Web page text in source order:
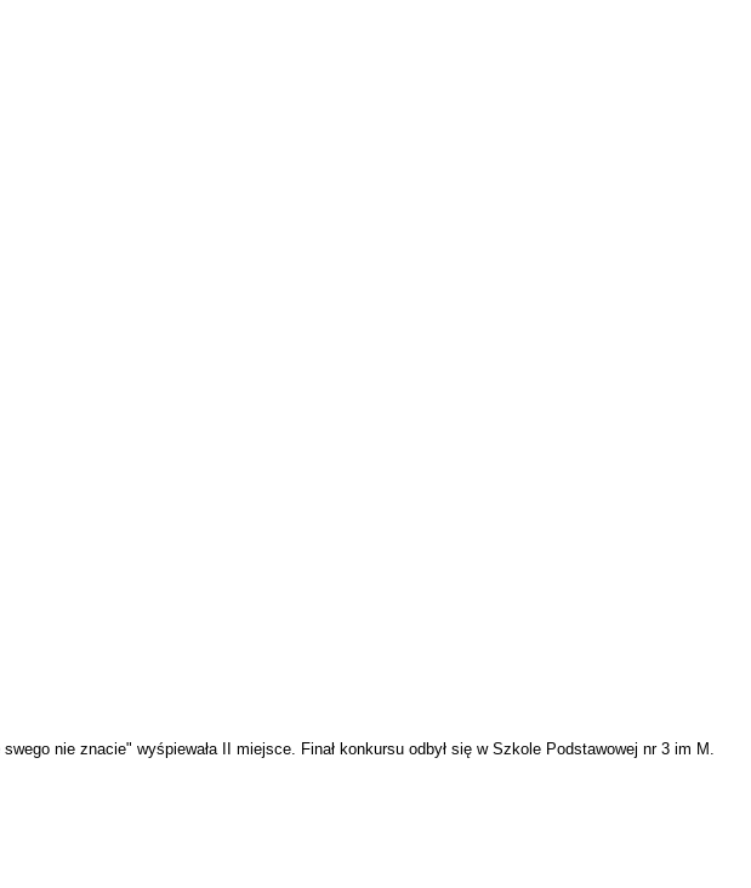
nie znacie" wyśpiewała II miejsce. Finał konkursu odbył się w Szkole Podstawowej nr 3 im M.